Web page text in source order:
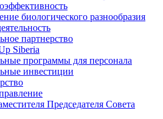
биологического разнообразия
партнерство
Siberia
программы для персонала
инвестиции
Председателя Совета